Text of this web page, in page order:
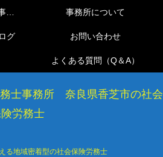
士事務所 奈良県香芝市の社会
険労務士
る地域密着型の社会保険労務士
戸塚淳二社会保険労務士事務所 事務所について
グ お問い合わせ
よくある質問（Q＆A）